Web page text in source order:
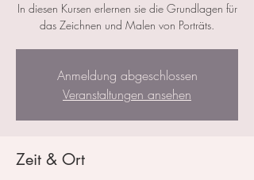
In diesen Kursen erlernen sie die Grundlagen für
das Zeichnen und Malen von Porträts.
Anmeldung abgeschlossen
Veranstaltungen ansehen
Zeit & Ort